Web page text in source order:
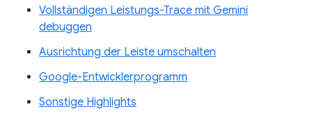
Vollständigen Leistungs-Trace mit Gemini
debuggen
Ausrichtung der Leiste umschalten
Google-Entwicklerprogramm
Sonstige Highlights